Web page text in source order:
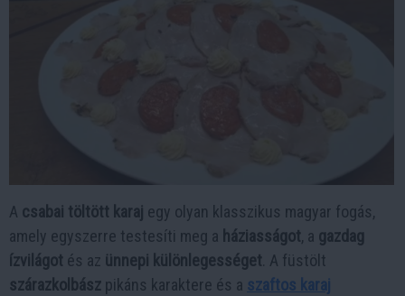
A csabai töltött karaj egy olyan klasszikus magyar fogás,
amely egyszerre testesíti meg a háziasságot, a gazdag
ízvilágot és az ünnepi különlegességet . A füstölt
szárazkolbász pikáns karaktere és a szaftos karaj